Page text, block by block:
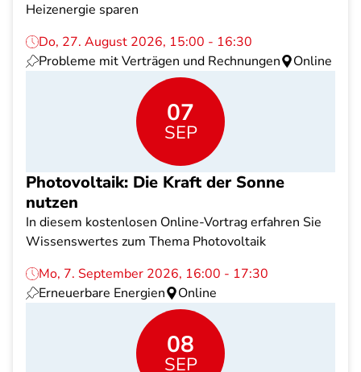
Heizenergie sparen
Do, 27. August 2026, 15:00 - 16:30
Probleme mit Verträgen und Rechnungen
Online
07
SEP
Photovoltaik: Die Kraft der Sonne
nutzen
In diesem kostenlosen Online-Vortrag erfahren Sie
Wissenswertes zum Thema Photovoltaik
Mo, 7. September 2026, 16:00 - 17:30
Erneuerbare Energien
Online
08
SEP